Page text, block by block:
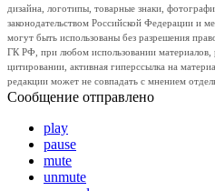
дизайна, логотипы, товарные знаки,
законодательством Российской Федерации и
могут быть использованы без разрешения
ГК РФ, при любом использовании материалов,
цитировании, активная гиперссылка на
редакции может не совпадать с мнением
Сообщение отправлено
play
pause
mute
unmute